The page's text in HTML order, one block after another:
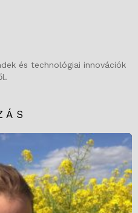
és technológiai innovációk